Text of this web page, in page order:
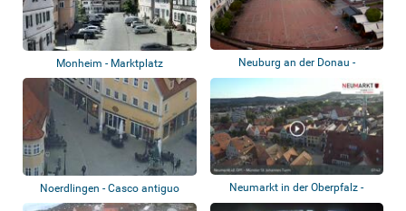
Monheim - Marktplatz
Neuburg an der Donau -
Schrannenplatz, A...
Noerdlingen - Casco antiguo
Neumarkt in der Oberpfalz -
Münster St....